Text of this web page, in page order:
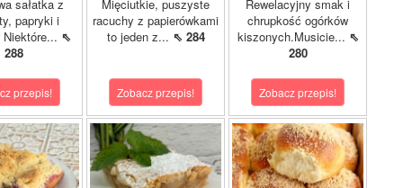
sałatka z
papryki i
Niektóre... ⇖
288
przepis!
Mięciutkie, puszyste
racuchy z papierówkami
to jeden z... ⇖ 284
Zobacz przepis!
Rewelacyjny smak i
chrupkość ogórków
kiszonych.Musicie... ⇖
280
Zobacz przepis!